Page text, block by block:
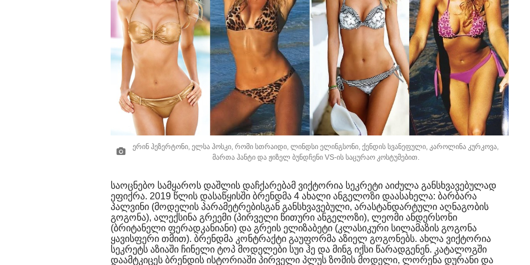
ერინ ჰეზერტონი, ელსა ჰოსკი, რომი სთრაიდი, ლინდსი ელინგსონი, ქენდის სვანეფული, კაროლინა კურკოვა,
მართა ჰანტი და ჟიზელ ბუნდჩენი VS-ის საცურაო კოსტუმებით.
საოცნებო სამყაროს დაშლის დაჩქარებამ ვიქტორია სეკრეტი აიძულა განსხვავებულად
ეფიქრა. 2019 წლის დასაწყისში ბრენდმა 4 ახალი ანგელოზი დაასახელა: ბარბარა
პალვინი (მოდელის პარამეტრებისგან განსხვავებული, არასტანდარტული აღნაგობის
გოგონა), ალექსინა გრეემი (პირველი წითური ანგელოზი), ლეომი ანდერსონი
(ბრიტანელი ფერადკანიანი) და გრეის ელიზაბეტი (კლასიკური სილამაზის გოგონა
ყავისფერი თმით). ბრენდმა კონტრაქტი გაუფორმა აზიელ გოგონებს. ახლა ვიქტორია
სეკრეტს აზიაში ჩინელი ტოპ მოდელები სუი ჰე და მინგ იქსი წარადგენენ. კატალოგში
დაამტკიცეს ბრენდის ისტორიაში პირველი პლუს ზომის მოდელი, ლორენა დურანი და